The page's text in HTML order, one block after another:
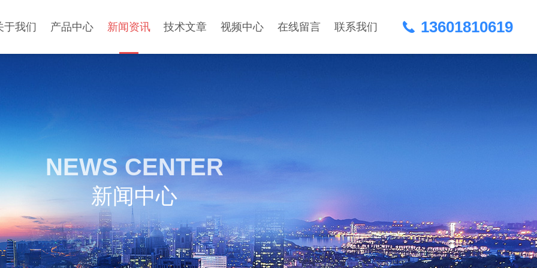
于我们 产品中心 新闻资讯 技术文章 视频中心 在线留言 联系我们 13601810619
NEWS CENTER
新闻中心